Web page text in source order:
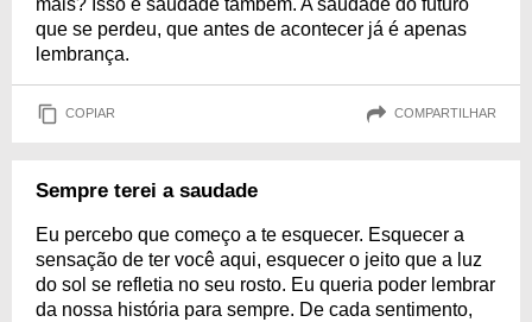
que se perdeu, que antes de acontecer já é apenas
lembrança.
COPIAR COMPARTILHAR
Sempre terei a saudade
Eu percebo que começo a te esquecer. Esquecer a
sensação de ter você aqui, esquecer o jeito que a luz
do sol se refletia no seu rosto. Eu queria poder lembrar
da nossa história para sempre. De cada sentimento,